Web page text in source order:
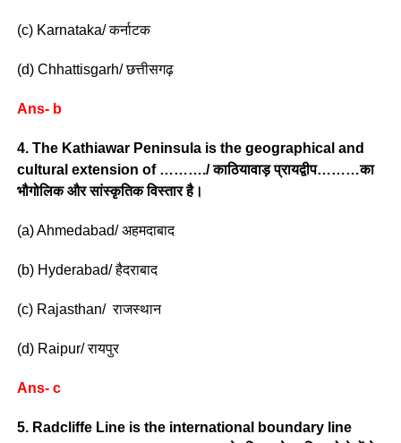
(c) Karnataka/ कर्नाटक
(d) Chhattisgarh/ छत्तीसगढ़
Ans- b
4. The Kathiawar Peninsula is the geographical and
cultural extension of ………./ काठियावाड़ प्रायद्वीप………का
भौगोलिक और सांस्कृतिक विस्तार है।
(a) Ahmedabad/ अहमदाबाद
(b) Hyderabad/ हैदराबाद
(c) Rajasthan/ राजस्थान
(d) Raipur/ रायपुर
Ans- c
5. Radcliffe Line is the international boundary line